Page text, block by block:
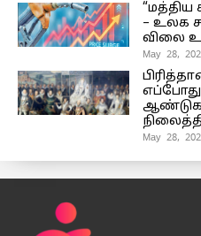
– உலக
விலை
May 28,
May 28,